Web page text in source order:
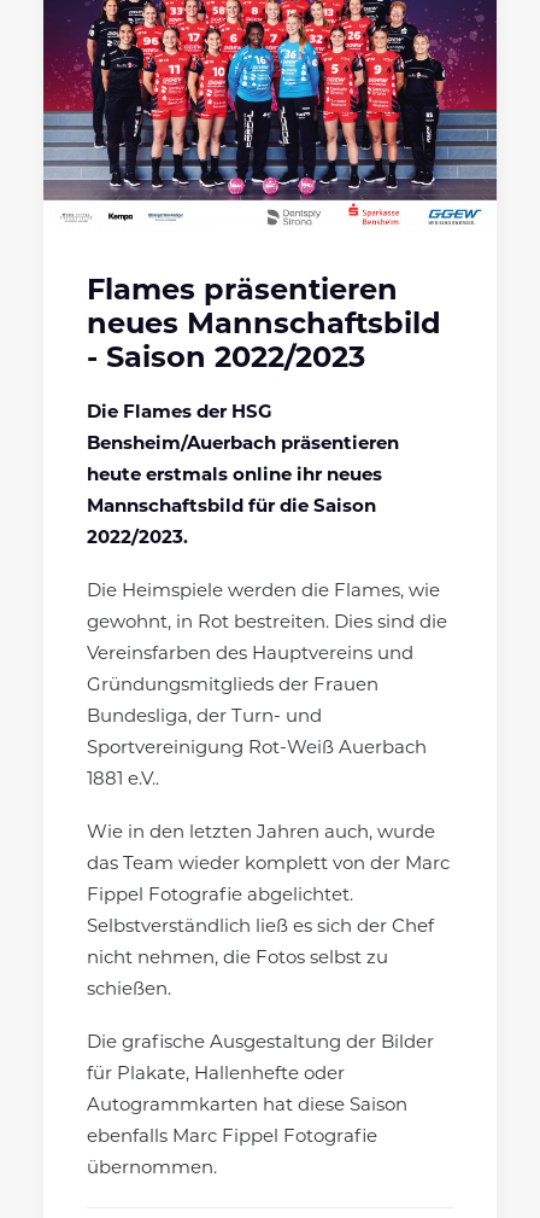
Flames präsentieren
neues Mannschaftsbild
- Saison 2022/2023
Die Flames der HSG
Bensheim/Auerbach präsentieren
heute erstmals online ihr neues
Mannschaftsbild für die Saison
2022/2023.
Die Heimspiele werden die Flames, wie
gewohnt, in Rot bestreiten. Dies sind die
Vereinsfarben des Hauptvereins und
Gründungsmitglieds der Frauen
Bundesliga, der Turn- und
Sportvereinigung Rot-Weiß Auerbach
1881 e.V..
Wie in den letzten Jahren auch, wurde
das Team wieder komplett von der Marc
Fippel Fotografie abgelichtet.
Selbstverständlich ließ es sich der Chef
nicht nehmen, die Fotos selbst zu
schießen.
Die grafische Ausgestaltung der Bilder
für Plakate, Hallenhefte oder
Autogrammkarten hat diese Saison
ebenfalls Marc Fippel Fotografie
übernommen.